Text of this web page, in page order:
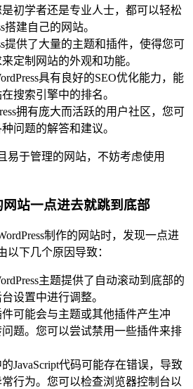
初学者还是专业人士，都可以轻松
搭建自己的网站。
提供了大量的主题和插件，使得您可
定制网站的外观和功能。
具有良好的SEO优化能力，能
搜索引擎中的排名。
拥有庞大而活跃的用户社区，您可
问题的解答和建议。
易于管理的网站，不妨考虑使用
站一点进去就跳到底部
制作的网站时，发现一点进
以下几个原因导致：
主题提供了自动滚动到底部的
设置中进行调整。
件可能会与主题或其他插件产生冲
题。您可以尝试禁用一些插件来排
的JavaScript代码可能存在错误，导致
行为。您可以检查浏览器控制台以